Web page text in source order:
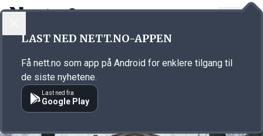
Annonsørinnhold
LAST NED NETT.NO-APPEN
Få nett.no som app på Android for enklere tilgang til
de siste nyhetene.
Last ned fra
Google Play